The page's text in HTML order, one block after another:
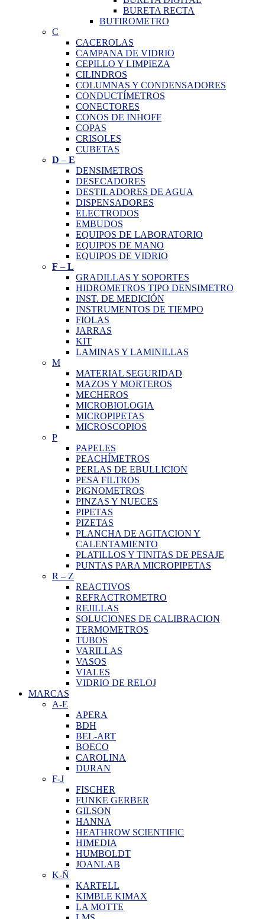
BURETA RECTA
BUTIROMETRO
C
CACEROLAS
CAMPANA DE VIDRIO
CEPILLO Y LIMPIEZA
CILINDROS
COLUMNAS Y CONDENSADORES
CONDUCTÍMETROS
CONECTORES
CONOS DE INHOFF
COPAS
CRISOLES
CUBETAS
D – E
DENSIMETROS
DESECADORES
DESTILADORES DE AGUA
DISPENSADORES
ELECTRODOS
EMBUDOS
EQUIPOS DE LABORATORIO
EQUIPOS DE MANO
EQUIPOS DE VIDRIO
F – L
GRADILLAS Y SOPORTES
HIDROMETROS TIPO DENSIMETRO
INST. DE MEDICIÓN
INSTRUMENTOS DE TIEMPO
FIOLAS
JARRAS
KIT
LAMINAS Y LAMINILLAS
M
MATERIAL SEGURIDAD
MAZOS Y MORTEROS
MECHEROS
MICROBIOLOGIA
MICROPIPETAS
MICROSCOPIOS
P
PAPELES
PEACHÍMETROS
PERLAS DE EBULLICION
PESA FILTROS
PIGNOMETROS
PINZAS Y NUECES
PIPETAS
PIZETAS
PLANCHA DE AGITACION Y
CALENTAMIENTO
PLATILLOS Y TINITAS DE PESAJE
PUNTAS PARA MICROPIPETAS
R – Z
REACTIVOS
REFRACTROMETRO
REJILLAS
SOLUCIONES DE CALIBRACION
TERMOMETROS
TUBOS
VARILLAS
VASOS
VIALES
VIDRIO DE RELOJ
MARCAS
A-E
APERA
BDH
BEL-ART
BOECO
CAROLINA
DURAN
F-J
FISCHER
FUNKE GERBER
GILSON
HANNA
HEATHROW SCIENTIFIC
HIMEDIA
HUMBOLDT
JOANLAB
K-Ñ
KARTELL
KIMBLE KIMAX
LA MOTTE